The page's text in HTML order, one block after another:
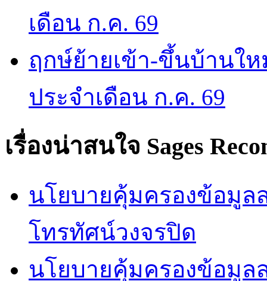
เดือน ก.ค. 69
ฤกษ์ย้ายเข้า-ขึ้นบ้านใ
ประจำเดือน ก.ค. 69
เรื่องน่าสนใจ Sages
นโยบายคุ้มครองข้อมูล
โทรทัศน์วงจรปิด
นโยบายคุ้มครองข้อมูล